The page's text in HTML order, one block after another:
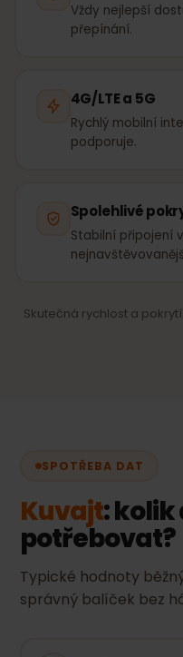
Vždy nejlepší
přepínání.
4G/LTE a 5G
Rychlý mobilní
podporuje.
Spolehlivé
Stabilní připojení
Skutečná rychlost a
SPOTŘEBA DAT
Kuvajt:
potřebovat?
Typické hodnoty
správný balíček bez